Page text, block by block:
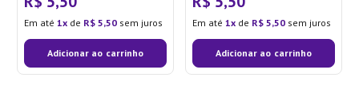
Em até 1 de R$ 5,50 sem juros
Adicionar ao carrinho
Em até 1 de R$ 5,50 sem juros
Adicionar ao carrinho